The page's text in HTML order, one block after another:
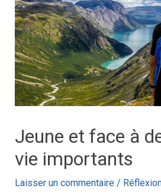
Jeune et face à
vie importants
Laisser un commentaire /